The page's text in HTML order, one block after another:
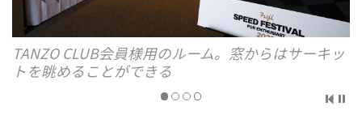
TANZO CLUB会員様用のルーム。窓からはサーキッ
トを眺めることができる